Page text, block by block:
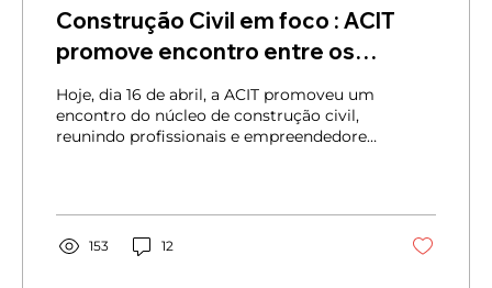
Construção Civil em foco : ACIT
promove encontro entre os
empresários do ramo da
contrução civil e SABESP.
Hoje, dia 16 de abril, a ACIT promoveu um
encontro do núcleo de construção civil,
reunindo profissionais e empreendedores
153 12